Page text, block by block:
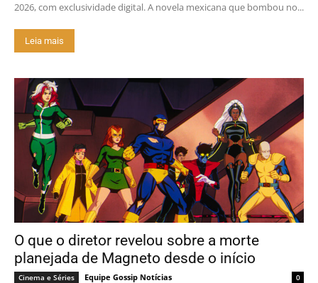
2026, com exclusividade digital. A novela mexicana que bombou no...
Leia mais
O que o diretor revelou sobre a morte
planejada de Magneto desde o início
Cinema e Séries Equipe Gossip Notícias 0